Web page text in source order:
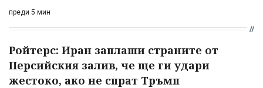
преди 5 мин
Ройтерс: Иран заплаши страните от
Персийския залив, че ще ги удари
жестоко, ако не спрат Тръмп